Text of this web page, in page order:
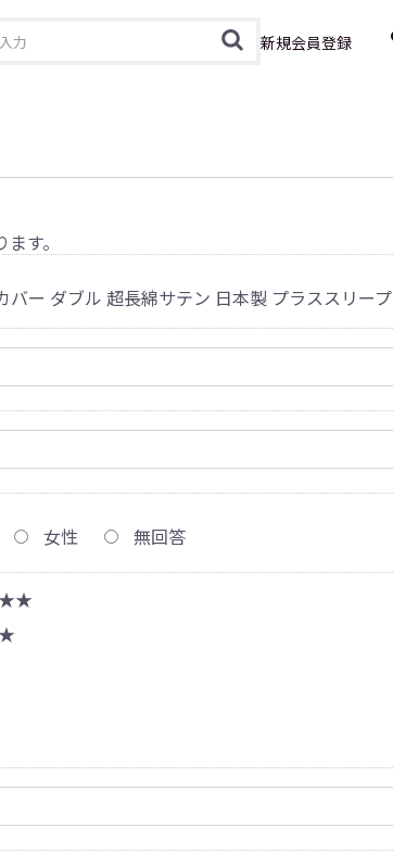
新規会員登録
す。
バー ダブル 超長綿サテン 日本製 プラススリープ
女性 無回答